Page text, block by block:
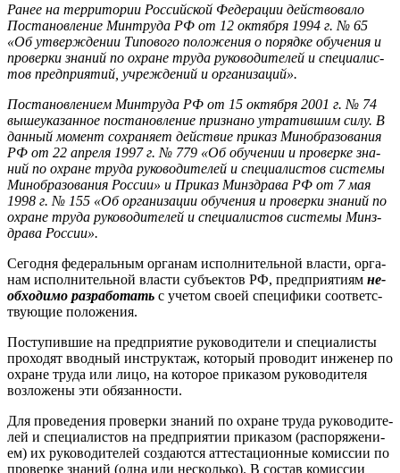
Ра­нее на тер­ри­тории Рос­сий­ской Фе­дера­ции дей­ство­вало
Пос­та­нов­ле­ние Мин­тру­да РФ от 12 ок­тября 1994 г. № 65
«Об ут­вер­жде­нии Ти­пово­го по­ложе­ния о по­ряд­ке обу­чения и
про­вер­ки зна­ний по ох­ра­не тру­да ру­ково­дите­лей и спе­ци­алис­
тов пред­при­ятий, уч­режде­ний и ор­га­низа­ций».
Пос­та­нов­ле­ни­ем Мин­тру­да РФ от 15 ок­тября 2001 г. № 74
вы­ше­ука­зан­ное пос­та­нов­ле­ние приз­на­но ут­ра­тив­шим си­лу. В
дан­ный мо­мент сох­ра­ня­ет дей­ствие при­каз Ми­ноб­ра­зова­ния
РФ от 22 ап­ре­ля 1997 г. № 779 «Об обу­чении и про­вер­ке зна­
ний по ох­ра­не тру­да ру­ково­дите­лей и спе­ци­алис­тов сис­те­мы
Ми­ноб­ра­зова­ния Рос­сии» и При­каз Минз­дра­ва РФ от 7 мая
1998 г. № 155 «Об ор­га­низа­ции обу­чения и про­вер­ки зна­ний по
ох­ра­не тру­да ру­ково­дите­лей и спе­ци­алис­тов сис­те­мы Минз­
дра­ва Рос­сии».
Се­год­ня фе­дераль­ным ор­га­нам ис­полни­тель­ной влас­ти, ор­га­
нам ис­полни­тель­ной влас­ти субъ­ек­тов РФ, пред­при­яти­ям не­
об­хо­димо раз­ра­ботать с уче­том сво­ей спе­цифи­ки со­от­ветс­
тву­ющие по­ложе­ния.
Пос­ту­пив­шие на пред­при­ятие ру­ково­дите­ли и спе­ци­алис­ты
про­ходят ввод­ный инс­трук­таж, ко­торый про­водит ин­же­нер по
ох­ра­не тру­да или ли­цо, на ко­торое при­казом ру­ково­дите­ля
воз­ло­жены эти обя­зан­ности.
Для про­веде­ния про­вер­ки зна­ний по ох­ра­не тру­да ру­ково­дите­
лей и спе­ци­алис­тов на пред­при­ятии при­казом (рас­по­ряже­ни­
ем) их ру­ково­дите­лей соз­да­ют­ся ат­теста­ци­он­ные ко­мис­сии по
про­вер­ке зна­ний (од­на или нес­коль­ко). В сос­тав ко­мис­сии